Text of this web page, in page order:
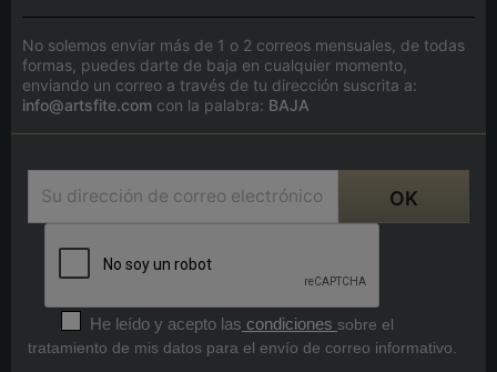
No solemos enviar más de 1 o 2 correos mensuales, de todas
formas, puedes darte de baja en cualquier momento,
enviando un correo a través de tu dirección suscrita a:
info@artsfite.com con la palabra: BAJA
He leído y acepto las condiciones sobre el
tratamiento de mis datos para el envío de correo informativo.